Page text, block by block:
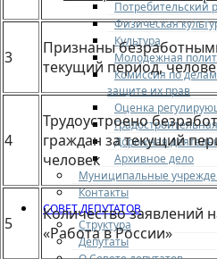
Потребительский
Физическая
Культура
Молодежная
Комиссия по
защите их прав
Оценка
Дорожная
Архивное дело
Муниципальные
Контакты
СОВЕТ ДЕПУТАТОВ
Структура
Депутаты
3
Признаны
текущий период,
4
Трудоустроено
граждан за текущий
человек
5
Количество заявлений
«Работа в России»